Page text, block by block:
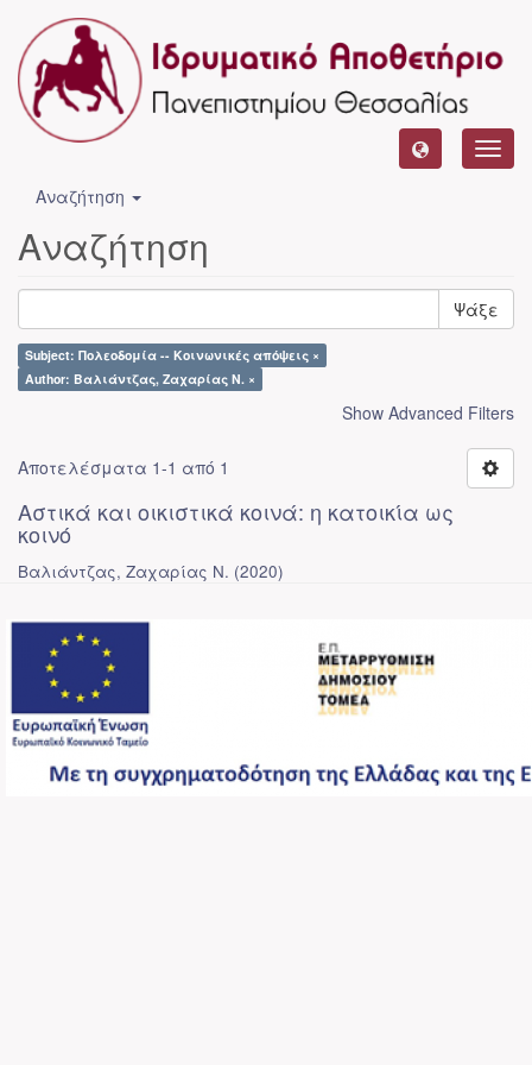
Αναζήτηση
Αναζήτηση
Ψάξε
Subject: Πολεοδομία -- Κοινωνικές απόψεις ×
Author: Βαλιάντζας, Ζαχαρίας Ν. ×
Show Advanced Filters
Αποτελέσματα 1-1 από 1
Αστικά και οικιστικά κοινά: η κατοικία ως
κοινό
Βαλιάντζας, Ζαχαρίας Ν. (2020)